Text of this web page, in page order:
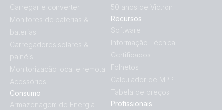
Carregar e converter
Monitores de baterias &
baterias
Carregadores solares &
painéis
Monitorização local e remota
Acessórios
50 anos de Victron
Consumo
Armazenagem de Energia
Recursos
Software
Informação Técnica
Certificados
Folhetos
Calculador de MPPT
Tabela de preços
Profissionais